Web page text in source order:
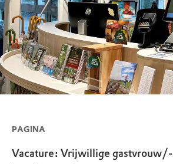
PAGINA
Vacature: Vrijwillige gastvrouw/-